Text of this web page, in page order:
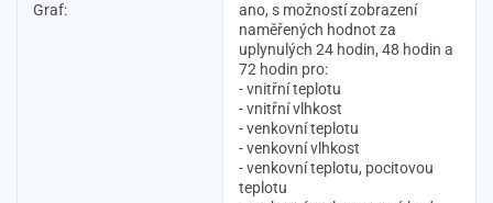
Graf:
ano, s možností zobrazení
naměřených hodnot za
uplynulých 24 hodin, 48 hodin a
72 hodin pro:
- vnitřní teplotu
- vnitřní vlhkost
- venkovní teplotu
- venkovní vlhkost
- venkovní teplotu, pocitovou
teplotu